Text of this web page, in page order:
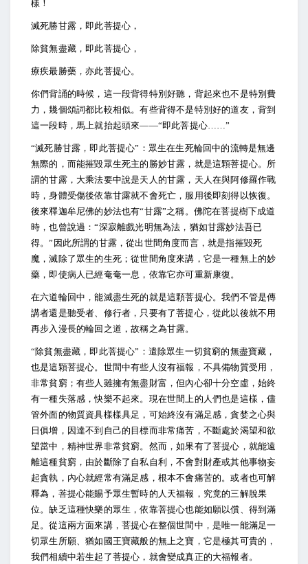
樣！
滅死勝甘露，即此菩提心，
除貧無盡藏，即此菩提心，
療疾最勝藥，亦此菩提心。
你們背誦的時候，這一段背得特別好聽，背起來也不是特別費
力，幾個頌詞都比較相似。有些背得不是特別好的道友，背到
這一段時，馬上就抬起頭來——“即此菩提心……”
“滅死勝甘露，即此菩提心”：眾生在生死輪回中的流轉是無邊
無際的，而能摧毀眾生死主的勝妙甘露，就是這顆菩提心。所
謂的甘露，大乘法要中說是天人的甘露，天人在與阿修羅作戰
時，身體受傷後依靠甘露就不會死亡，服用後即刻得以恢復。
後來釋迦牟尼佛的妙法也有“甘露”之稱。佛陀在菩提樹下成道
時，也曾說過：“深寂離戲光明無為法，猶如甘露妙法吾已
得。”因此所謂的甘露，從出世間角度而言，就是指摧毀死
魔，滅除了眾生的生死；從世間角度來講，它是一種無上的妙
藥，即使病人已經奄奄一息，依靠它亦可重新康復。
在六道輪回中，能滅盡生死的就是這顆菩提心。我們不管是傳
講者還是聽受者、修行者，只要有了菩提心，從此以後就不用
再步入漫長的輪回之道，故稱之為甘露。
“除貧無盡藏，即此菩提心”：遣除眾生一切貧窮的無盡寶藏，
也是這顆菩提心。世間中有些人沒有福報，不具備物質受用，
非常貧窮；有些人雖擁有無盡財富，但內心卻十分空虛，始終
有一種失落感，快樂不起來。現在世間上的人們也是這樣，儘
管外面的物質資具樣樣具足，可始終沒有滿足感，貪婪之心與
日俱增，因達不到自己的目標而非常痛苦，不斷處於渴望和欲
望當中，精神世界非常貧窮。然而，如果有了菩提心，就能遠
離這種貧窮，由於斷除了自私自利，不會對財產或其他事物妄
起貪執，內心就經常有滿足感，根本不會痛苦的。或者也可解
釋為，菩提心能賜予眾生暫時的人天福報，究竟的三解脫果
位。缺乏這種快樂的眾生，依靠菩提心也能如願以償、得到滿
足。從這兩方面來講，菩提心在整個世間中，是唯一能滿足一
切眾生所願、猶如國王寶藏般的無上之寶，它是極其可貴的，
我們相續中若生起了菩提心，就會變成真正的大福報者。